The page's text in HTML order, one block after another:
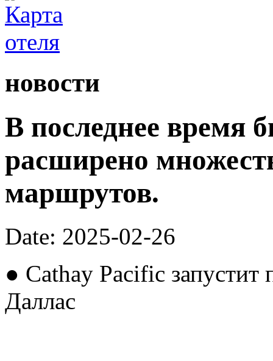
новости
В последнее время
расширено
маршрутов.
Date: 2025-02-26
● Cathay Pacific
Даллас